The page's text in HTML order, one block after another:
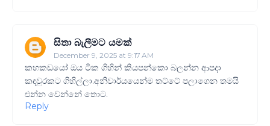
සිතා බැලීමට යමක්
December 9, 2025 at 9:17 AM
කහකඩයෝ ඔය ටික ගිහින් කියපන්කො බලන්න ආපදා
කඳවුරකට ගිහිල්ලා.අනිවාර්යයෙන්ම තට්ටේ පලාගෙන තමයි
එන්න වෙන්නේ තොට.
Reply